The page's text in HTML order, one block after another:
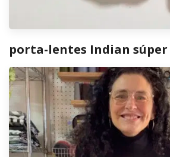
porta-lentes Indian